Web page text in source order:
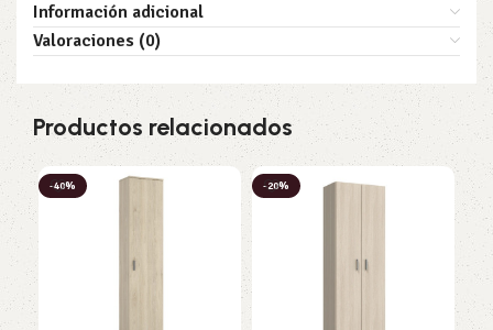
Información adicional
Valoraciones (0)
Productos relacionados
-40% -20% -